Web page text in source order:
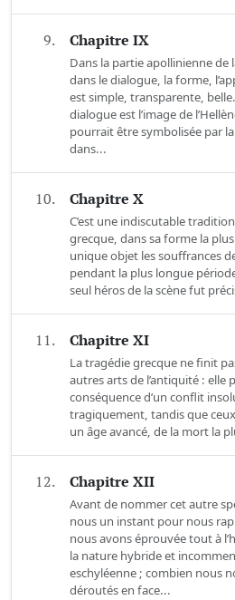
9. Chapitre IX
Dans la partie apollinienne de
dans le dialogue, la forme,
est simple, transparente,
dialogue est l’image de
pourrait être symbolisée par
dans...
10. Chapitre X
C’est une indiscutable
grecque, dans sa forme la
unique objet les souffrances
pendant la plus longue
seul héros de la scène fut
11. Chapitre XI
La tragédie grecque ne finit
autres arts de l’antiquité : elle
conséquence d’un conflit
tragiquement, tandis que
un âge avancé, de la mort la
12. Chapitre XII
Avant de nommer cet autre
nous un instant pour nous
nous avons éprouvée tout à
la nature hybride et
eschyléenne ; combien nous
déroutés en face...